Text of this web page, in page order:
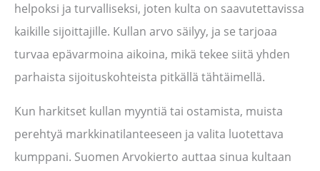
helpoksi ja turvalliseksi, joten kulta on saavutettavissa
kaikille sijoittajille. Kullan arvo säilyy, ja se tarjoaa
turvaa epävarmoina aikoina, mikä tekee siitä yhden
parhaista sijoituskohteista pitkällä tähtäimellä.
Kun harkitset kullan myyntiä tai ostamista, muista
perehtyä markkinatilanteeseen ja valita luotettava
kumppani. Suomen Arvokierto auttaa sinua kultaan